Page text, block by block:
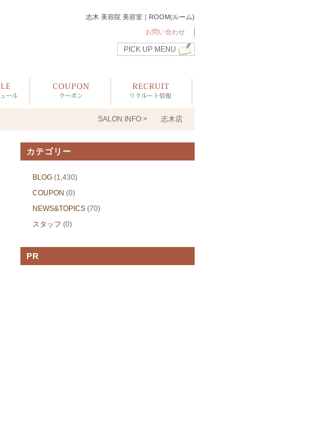
志木 美容院 美容室｜ROOM(ルーム)
お問い合わせ
PICK UP MENU
SALON INFO > 志木店
カテゴリー
BLOG (1,430)
COUPON (0)
NEWS&TOPICS (70)
スタッフ (0)
PR